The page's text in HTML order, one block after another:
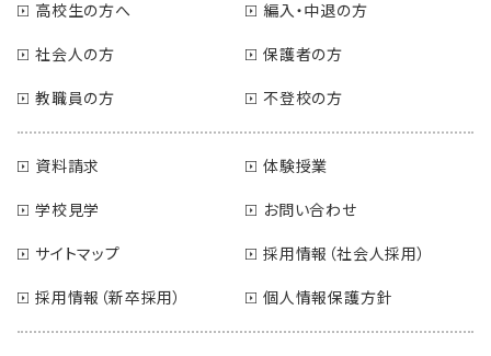
高校生の方へ
編入・中退の方
社会人の方
保護者の方
教職員の方
不登校の方
資料請求
体験授業
学校見学
お問い合わせ
サイトマップ
採用情報（社会人採用）
採用情報（新卒採用）
個人情報保護方針